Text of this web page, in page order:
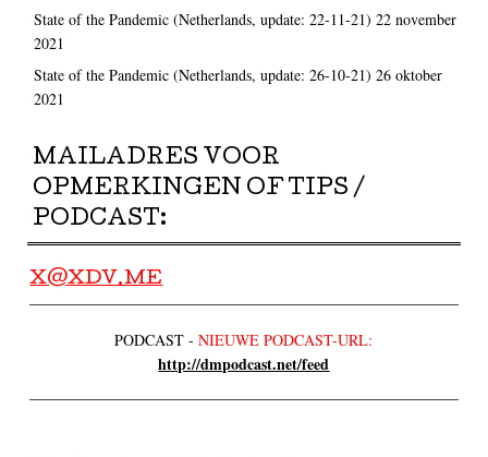
State of the Pandemic (Netherlands, update: 22-11-21) 22 november
2021
State of the Pandemic (Netherlands, update: 26-10-21) 26 oktober
2021
MAILADRES VOOR
OPMERKINGEN OF TIPS /
PODCAST:
X@XDV.ME
PODCAST -NIEUWE PODCAST-URL:
http://dmpodcast.net/feed